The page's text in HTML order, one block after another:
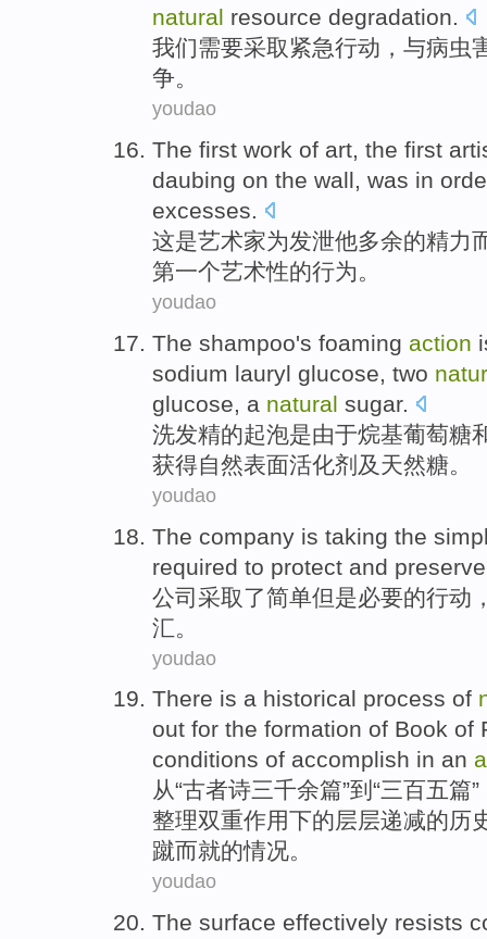
natural resource degradation.
我们需要采取 紧急行动 ， 与病虫
争。
youdao
The first work of art, the first
daubing on the wall, was in
excesses.
这是艺术家为发泄他多余的精力
第一个艺术性的行为。
youdao
The shampoo's foaming action
sodium lauryl glucose, two
glucose, a natural sugar.
洗发精的起泡是由于烷基葡萄糖
获得自然表面活化剂及 天然糖。
youdao
The company is taking the
required to protect and preserve
公司采取了简单但是必要的行动
汇 。
youdao
There is a historical process of
out for the formation of Book of
conditions of accomplish in an
从“古者诗三千余篇”到“三百五篇”
整理双重作用下的层层递减的历
蹴而就的情况。
youdao
The surface effectively resists